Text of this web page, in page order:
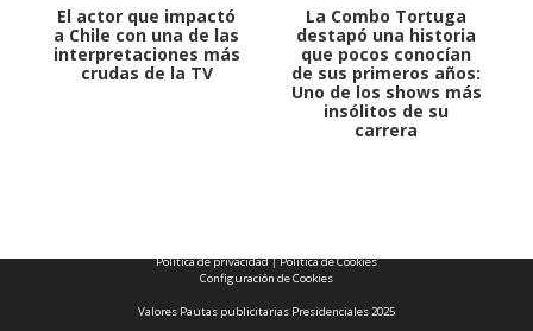
El actor que impactó
a Chile con una de las
interpretaciones más
crudas de la TV
La Combo Tortuga
destapó una historia
que pocos conocían
de sus primeros años:
Uno de los shows más
insólitos de su
carrera
Política de privacidad|Política de Cookies
Configuración de Cookies
Valores Pautas publicitarias Presidenciales 2025